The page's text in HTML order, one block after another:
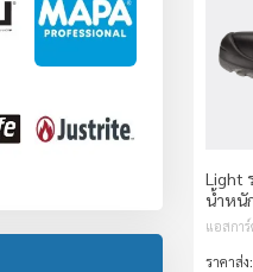
Light
น้ำหนั
แอสการ์
ราคาส่ง